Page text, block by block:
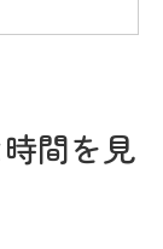
比較
い
間を見